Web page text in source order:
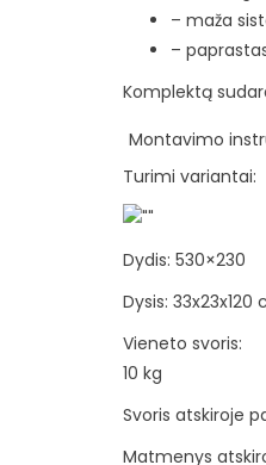
– maža
–
Komplektą
Montavimo
Turimi variantai:
Dydis: 530×230
Dysis: 33x23x120
Vieneto svoris:
10 kg
Svoris atskiroje
Matmenys